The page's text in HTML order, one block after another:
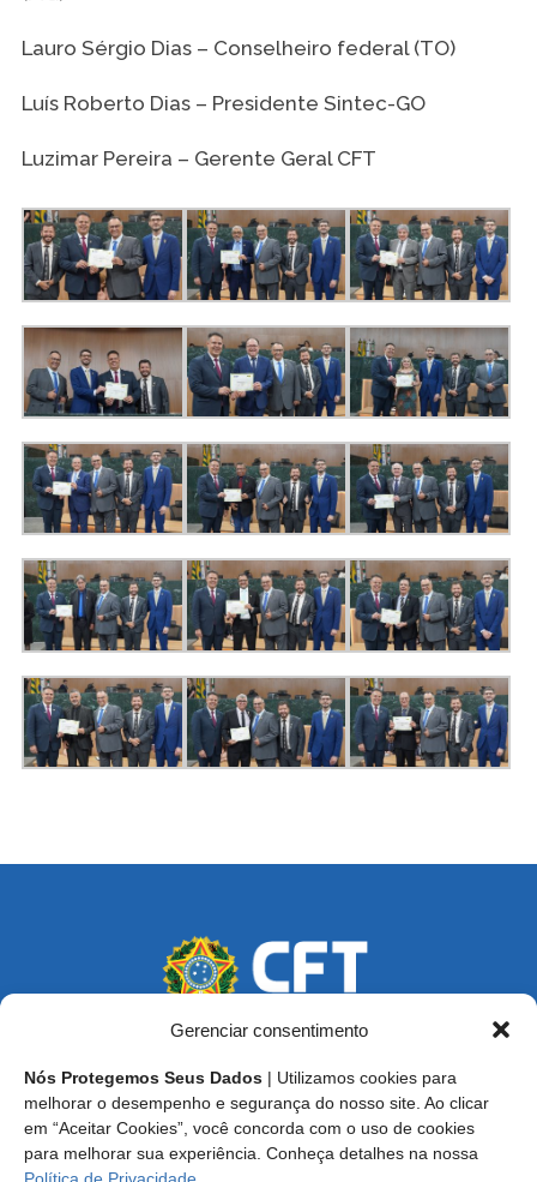
Gerenciar consentimento
Nós Protegemos Seus Dados | Utilizamos cookies para
melhorar o desempenho e segurança do nosso site. Ao clicar
em “Aceitar Cookies”, você concorda com o uso de cookies
para melhorar sua experiência. Conheça detalhes na nossa
Lauro Sérgio Dias – Conselheiro federal (TO)
Luís Roberto Dias – Presidente Sintec-GO
Luzimar Pereira – Gerente Geral CFT
Endereço: SCS, Quadra 02, Bloco D, Ed. Oscar Niemeyer,
9º Andar CEP 70.316-900 - Brasília/DF
Central de Atendimento ao Técnico:0800 016-1515